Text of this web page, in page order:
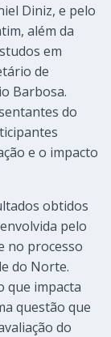
Diniz, e pelo
além da
em
de
Barbosa.
do
e o impacto
obtidos
pelo
no processo
do Norte.
que impacta
questão que
do